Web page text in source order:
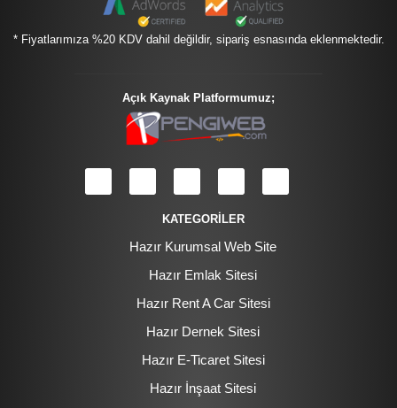
* Fiyatlarımıza %20 KDV dahil değildir, sipariş esnasında eklenmektedir.
Açık Kaynak Platformumuz;
KATEGORİLER
Hazır Kurumsal Web Site
Hazır Emlak Sitesi
Hazır Rent A Car Sitesi
Hazır Dernek Sitesi
Hazır E-Ticaret Sitesi
Hazır İnşaat Sitesi